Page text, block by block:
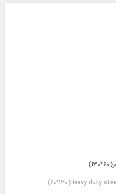
(60*130)Heavy duty